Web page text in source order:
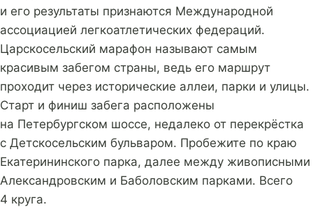
и его результаты признаются Международной
ассоциацией легкоатлетических федераций.
Царскосельский марафон называют самым
красивым забегом страны, ведь его маршрут
проходит через исторические аллеи, парки и улицы.
Старт и финиш забега расположены
на Петербургском шоссе, недалеко от перекрёстка
с Детскосельским бульваром. Пробежите по краю
Екатерининского парка, далее между живописными
Александровским и Баболовским парками. Всего
4 круга.